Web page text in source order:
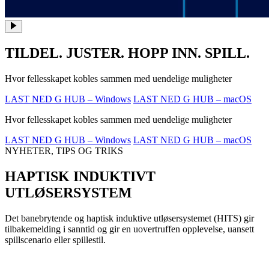
TILDEL. JUSTER. HOPP INN. SPILL.
Hvor fellesskapet kobles sammen med uendelige muligheter
LAST NED G HUB – Windows LAST NED G HUB – macOS
Hvor fellesskapet kobles sammen med uendelige muligheter
LAST NED G HUB – Windows LAST NED G HUB – macOS
NYHETER, TIPS OG TRIKS
HAPTISK INDUKTIVT
UTLØSERSYSTEM
Det banebrytende og haptisk induktive utløsersystemet (HITS) gir
tilbakemelding i sanntid og gir en uovertruffen opplevelse, uansett
spillscenario eller spillestil.